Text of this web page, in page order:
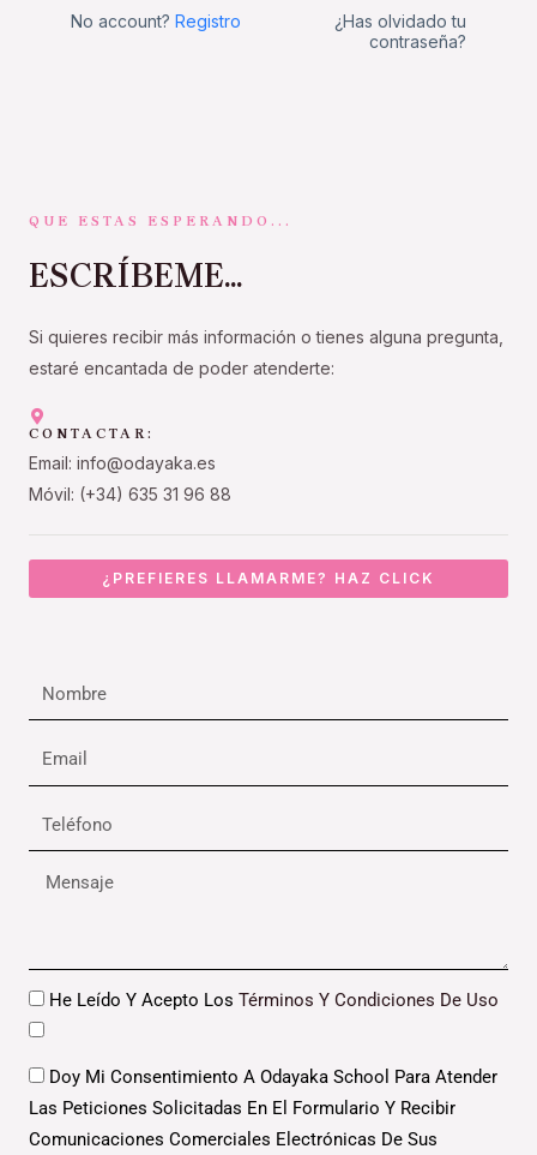
No account? Registro
¿Has olvidado tu
contraseña?
QUE ESTAS ESPERANDO...
ESCRÍBEME...
Si quieres recibir más información o tienes alguna pregunta,
estaré encantada de poder atenderte:
CONTACTAR:
Email: info@odayaka.es
Móvil: (+34) 635 31 96 88
¿PREFIERES LLAMARME? HAZ CLICK
Nombre
Email
Teléfono
Mensaje
DatosHe Leído Y Acepto Los Términos Y Condiciones De Uso
DatosDoy Mi Consentimiento A Odayaka School Para Atender
Las Peticiones Solicitadas En El Formulario Y Recibir
Comunicaciones Comerciales Electrónicas De Sus